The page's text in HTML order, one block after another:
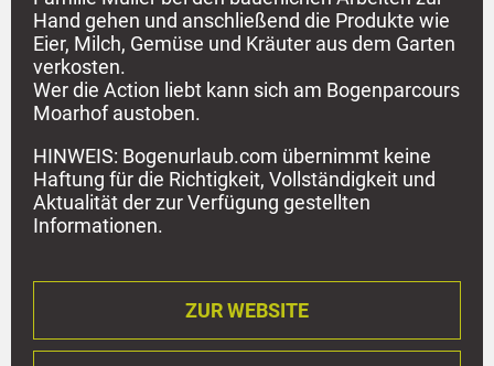
Hand gehen und anschließend die Produkte wie
Eier, Milch, Gemüse und Kräuter aus dem Garten
verkosten.
Wer die Action liebt kann sich am Bogenparcours
Moarhof austoben.
HINWEIS: Bogenurlaub.com übernimmt keine
Haftung für die Richtigkeit, Vollständigkeit und
Aktualität der zur Verfügung gestellten
Informationen.
ZUR WEBSITE